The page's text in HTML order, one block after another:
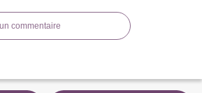
commentaire